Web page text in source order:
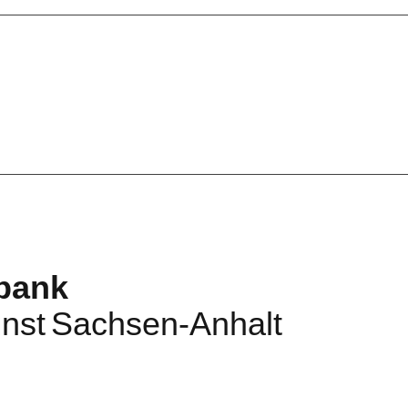
Sachsen-Anhalt